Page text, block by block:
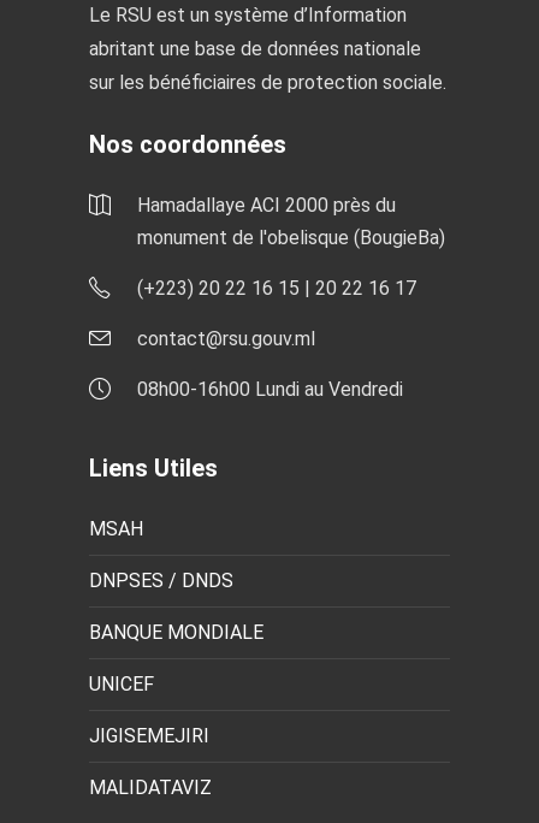
Le RSU est un système d’Information
abritant une base de données nationale
sur les bénéficiaires de protection sociale.
Nos coordonnées
Hamadallaye ACI 2000 près du
monument de l'obelisque (BougieBa)
(+223) 20 22 16 15 | 20 22 16 17
contact@rsu.gouv.ml
08h00-16h00 Lundi au Vendredi
Liens Utiles
MSAH
DNPSES / DNDS
BANQUE MONDIALE
UNICEF
JIGISEMEJIRI
MALIDATAVIZ